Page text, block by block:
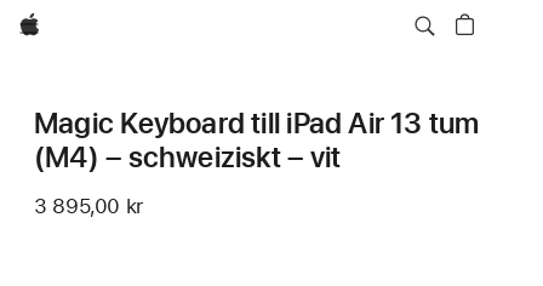
Apple
Magic Keyboard till iPad Air 13 tum
(M4) – schweiziskt – vit
3 895,00 kr